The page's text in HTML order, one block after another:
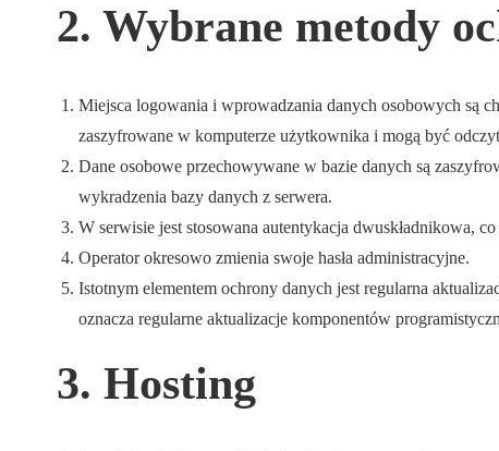
2. Wybrane metody
Miejsca logowania i wprowadzania danych osobowych są
zaszyfrowane w komputerze użytkownika i mogą być
Dane osobowe przechowywane w bazie danych są
wykradzenia bazy danych z serwera.
W serwisie jest stosowana autentykacja dwuskładnikowa,
Operator okresowo zmienia swoje hasła administracyjne.
Istotnym elementem ochrony danych jest regularna
oznacza regularne aktualizacje komponentów
3. Hosting